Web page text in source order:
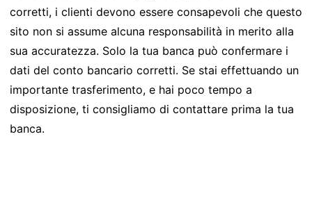
corretti, i clienti devono essere consapevoli che questo
sito non si assume alcuna responsabilità in merito alla
sua accuratezza. Solo la tua banca può confermare i
dati del conto bancario corretti. Se stai effettuando un
importante trasferimento, e hai poco tempo a
disposizione, ti consigliamo di contattare prima la tua
banca.